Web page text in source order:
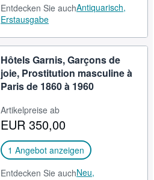
Entdecken Sie auchAntiquarisch,
Erstausgabe
Hôtels Garnis, Garçons de
joie, Prostitution masculine à
Paris de 1860 à 1960
Artikelpreise ab
EUR 350,00
1 Angebot anzeigen
Entdecken Sie auchNeu,